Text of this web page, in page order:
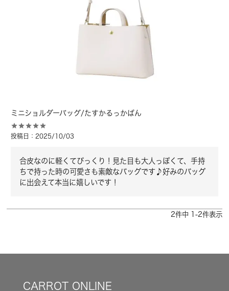
ミニショルダーバッグ/たすかるっかばん
投稿日 2025/10/03
合皮なのに軽くてびっくり！見た目も大人っぽくて、手持
ちで持った時の可愛さも素敵なバッグです♪好みのバッグ
に出会えて本当に嬉しいです！
2件中 -2件表示
CARROT ONLINE